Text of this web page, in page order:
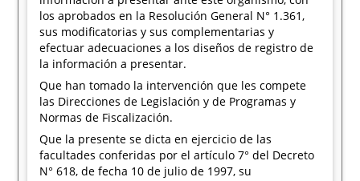
los aprobados en la Resolución General N° 1.361,
sus modificatorias y sus complementarias y
efectuar adecuaciones a los diseños de registro de
la información a presentar.
Que han tomado la intervención que les compete
las Direcciones de Legislación y de Programas y
Normas de Fiscalización.
Que la presente se dicta en ejercicio de las
facultades conferidas por el artículo 7° del Decreto
N° 618, de fecha 10 de julio de 1997, su